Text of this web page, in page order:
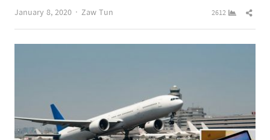
January 8, 2020
Author
Zaw Tun 2612